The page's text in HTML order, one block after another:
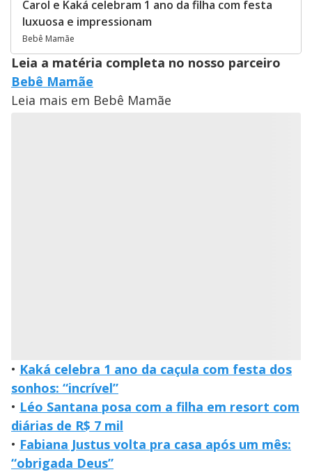
Carol e Kaká celebram 1 ano da filha com festa
luxuosa e impressionam
Bebê Mamãe
Leia a matéria completa no nosso parceiro
Bebê Mamãe
Leia mais em Bebê Mamãe
• Kaká celebra 1 ano da caçula com festa dos
sonhos: “incrível”
• Léo Santana posa com a filha em resort com
diárias de R$ 7 mil
• Fabiana Justus volta pra casa após um mês:
“obrigada Deus”